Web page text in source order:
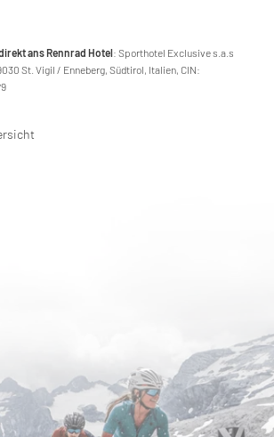
ans Rennrad Hotel: Sporthotel Exclusive s.a.s
St. Vigil / Enneberg, Südtirol, Italien, CIN: